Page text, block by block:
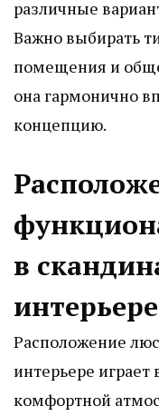
различные
Важно выбирать
помещения и
она гармонично
концепцию.
в
интерьере
Расположение
интерьере
комфортной